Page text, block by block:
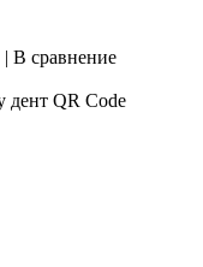
| В сравнение